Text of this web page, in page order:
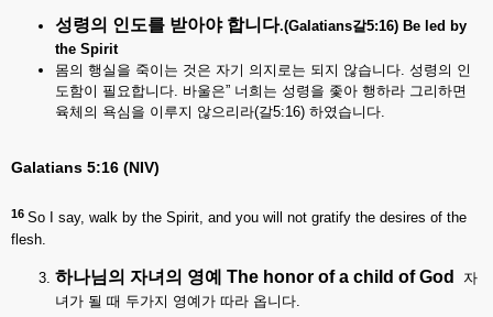
성령의 인도를 받아야 합니다.(Galatians갈5:16) Be led by
the Spirit
몸의 행실을 죽이는 것은 자기 의지로는 되지 않습니다. 성령의 인
도함이 필요합니다. 바울은” 너희는 성령을 좇아 행하라 그리하면
육체의 욕심을 이루지 않으리라(갈5:16) 하였습니다.
Galatians 5:16 (NIV)
16 So I say, walk by the Spirit, and you will not gratify the desires of the
flesh.
하나님의 자녀의 영예 The honor of a child of God
자
녀가 될 때 두가지 영예가 따라 옵니다.